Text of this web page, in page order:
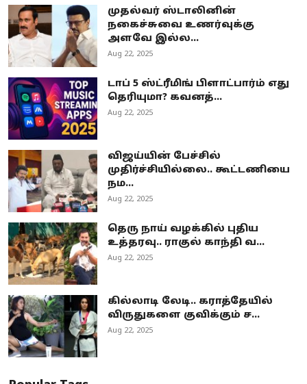
முதல்வர் ஸ்டாலினின்
நகைச்சுவை உணர்வுக்கு
அளவே இல்ல...
Aug 22, 2025
டாப் 5 ஸ்ட்ரீமிங் பிளாட்பார்ம் எது
தெரியுமா? கவனத்...
Aug 22, 2025
விஜய்யின் பேச்சில்
முதிர்ச்சியில்லை.. கூட்டணியை
நம...
Aug 22, 2025
தெரு நாய் வழக்கில் புதிய
உத்தரவு.. ராகுல் காந்தி வ...
Aug 22, 2025
கில்லாடி லேடி.. கராத்தேயில்
விருதுகளை குவிக்கும் ச...
Aug 22, 2025